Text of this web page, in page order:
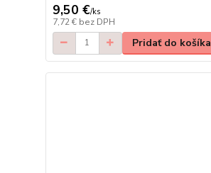
9,50 €/ks
7,72 € bez DPH
Pridať do košíka